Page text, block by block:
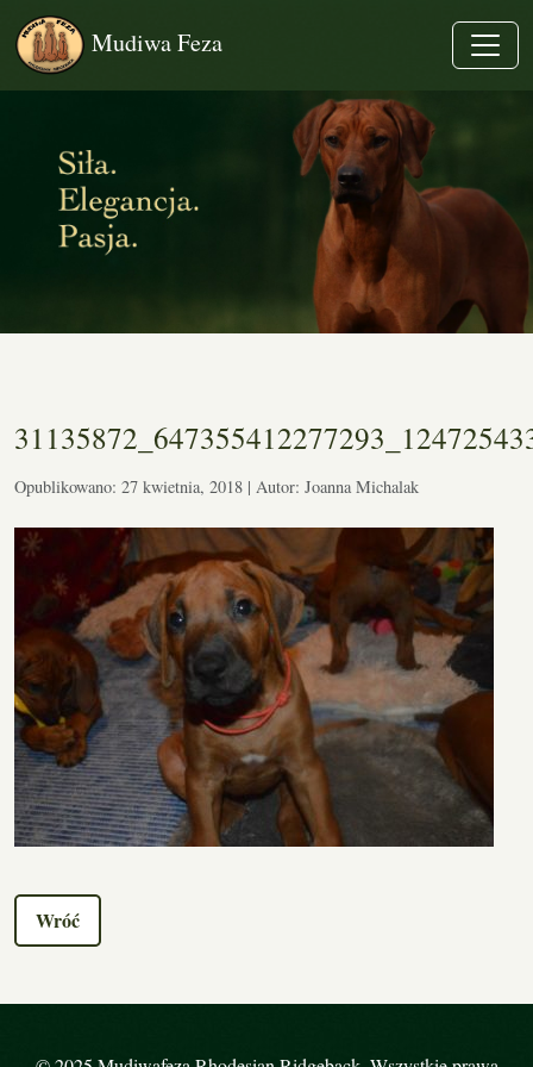
Mudiwa Feza
Opublikowano: 27 kwietnia, 2018 | Autor: Joanna Michalak
Wróć